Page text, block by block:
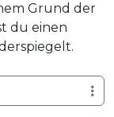
Grund der
du einen